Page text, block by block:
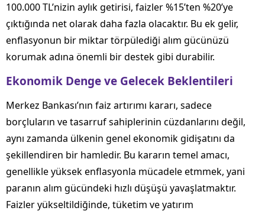
100.000 TL’nizin aylık getirisi, faizler %15’ten %20’ye
çıktığında net olarak daha fazla olacaktır. Bu ek gelir,
enflasyonun bir miktar törpülediği alım gücünüzü
korumak adına önemli bir destek gibi durabilir.
Ekonomik Denge ve Gelecek Beklentileri
Merkez Bankası’nın faiz artırımı kararı, sadece
borçluların ve tasarruf sahiplerinin cüzdanlarını değil,
aynı zamanda ülkenin genel ekonomik gidişatını da
şekillendiren bir hamledir. Bu kararın temel amacı,
genellikle yüksek enflasyonla mücadele etmmek, yani
paranın alım gücündeki hızlı düşüşü yavaşlatmaktır.
Faizler yükseltildiğinde, tüketim ve yatırım